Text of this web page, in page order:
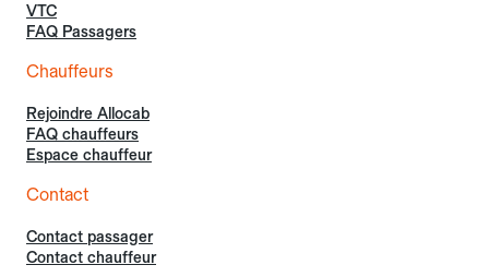
VTC
FAQ Passagers
Chauffeurs
Rejoindre Allocab
FAQ chauffeurs
Espace chauffeur
Contact
Contact passager
Contact chauffeur